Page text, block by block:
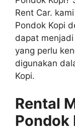
Rent Car.
Pondok Kopi
dapat
yang perlu
digunakan
Kopi.
Rental
Pondok